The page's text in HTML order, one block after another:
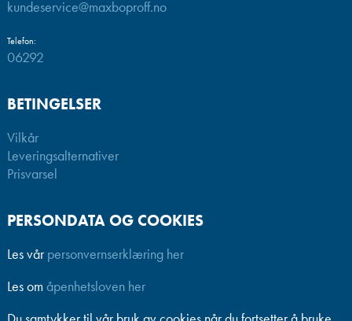
kundeservice@maxboproff.no
Telefon:
06292
BETINGELSER
Vilkår
Leveringsalternativer
Prisvarsel
PERSONDATA OG COOKIES
Les vår personvernserklæring her
Les om åpenhetsloven her